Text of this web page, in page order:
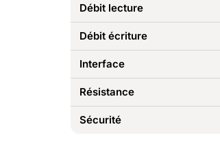
Débit lecture
Débit écriture
Interface
Résistance
Sécurité